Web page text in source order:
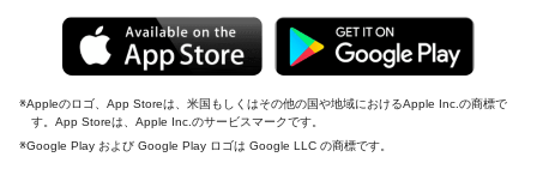
Appleのロゴ、App Storeは、米国もしくはその他の国や地域におけるApple Inc.の商標で
す。App Storeは、Apple Inc.のサービスマークです。
Google Play および Google Play ロゴは Google LLC の商標です。